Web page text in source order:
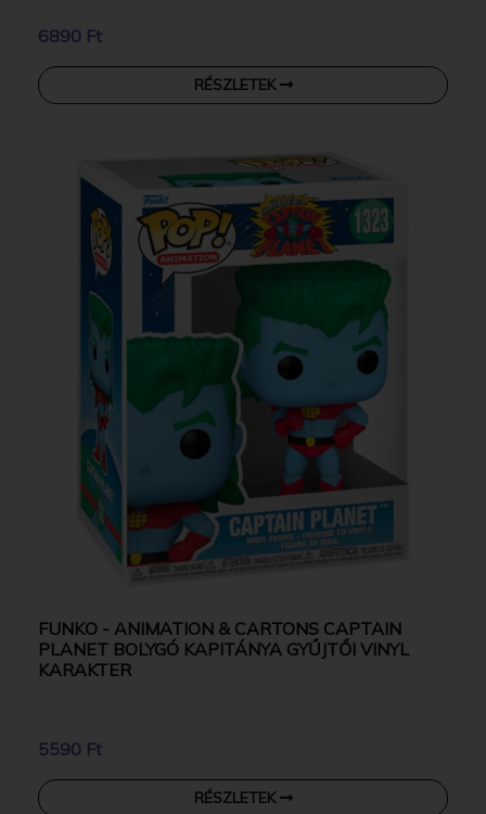
6890 Ft
RÉSZLETEK
FUNKO - ANIMATION & CARTONS CAPTAIN
PLANET BOLYGÓ KAPITÁNYA GYŰJTŐI VINYL
KARAKTER
5590 Ft
RÉSZLETEK